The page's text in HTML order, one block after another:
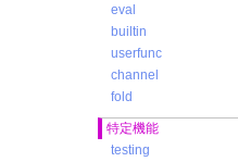
eval
builtin
userfunc
channel
fold
特定機能
testing